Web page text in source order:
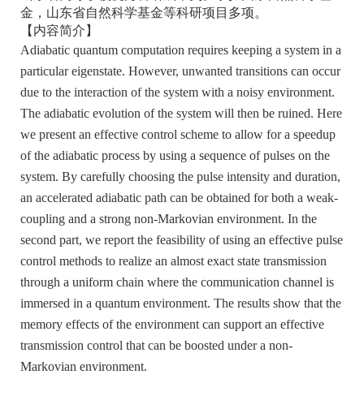
金，山东省自然科学基金等科研项目多项。
【内容简介】
Adiabatic quantum computation requires keeping a system in a
particular eigenstate. However, unwanted transitions can occur
due to the interaction of the system with a noisy environment.
The adiabatic evolution of the system will then be ruined. Here
we present an effective control scheme to allow for a speedup
of the adiabatic process by using a sequence of pulses on the
system. By carefully choosing the pulse intensity and duration,
an accelerated adiabatic path can be obtained for both a weak-
coupling and a strong non-Markovian environment. In the
second part, we report the feasibility of using an effective pulse
control methods to realize an almost exact state transmission
through a uniform chain where the communication channel is
immersed in a quantum environment. The results show that the
memory effects of the environment can support an effective
transmission control that can be boosted under a non-
Markovian environment.